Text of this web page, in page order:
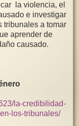
la violencia, el
e investigar
tribunales a tomar
aprender de
causado.
la-credibilidad-
los-tribunales/